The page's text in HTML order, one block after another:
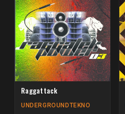
Raggattack
UNDERGROUNDTEKNO